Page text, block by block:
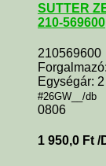
SUTTER
210-569600
210569600
Egységár:
#26GW__/db
0806
1 950,0 Ft /